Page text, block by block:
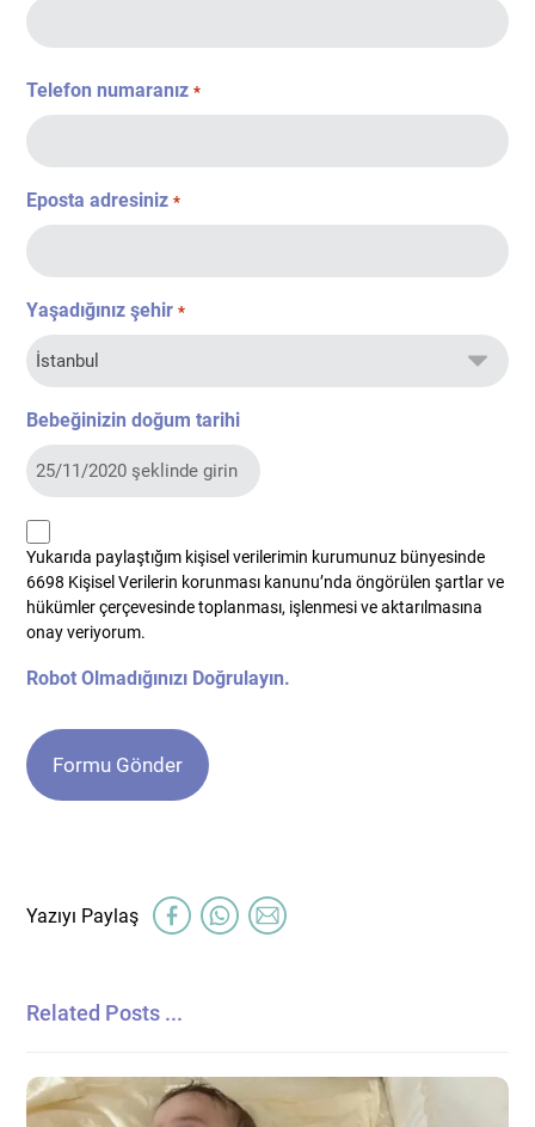
Telefon numaranız *
Eposta adresiniz *
Yaşadığınız şehir *
Bebeğinizin doğum tarihi
kvkk
*
Yukarıda paylaştığım kişisel verilerimin kurumunuz bünyesinde
6698 Kişisel Verilerin korunması kanunu’nda öngörülen şartlar ve
hükümler çerçevesinde toplanması, işlenmesi ve aktarılmasına
onay veriyorum.
Robot Olmadığınızı Doğrulayın.
Related Posts ...